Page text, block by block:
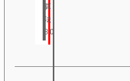
算
法
3.0